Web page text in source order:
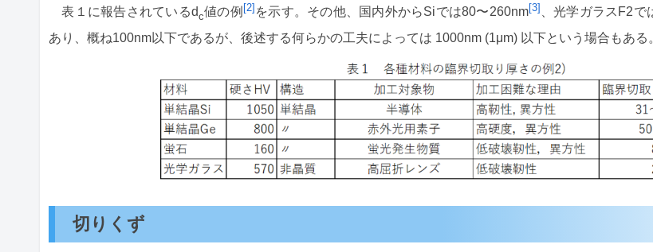
表１に報告されているdc値の例 [2] を示す。その他、国内外からSiでは80〜260nm[3] 、光学ガラスF2
あり、概ね100nm以下であるが、後述する何らかの工夫によっては 1000nm (1μm) 以下という場合もある
切りくず